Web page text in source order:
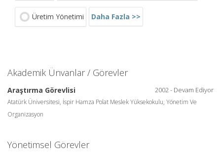
Üretim Yönetimi Daha Fazla >>
Akademik Ünvanlar / Görevler
2002 - Devam Ediyor
Araştırma Görevlisi
Atatürk Üniversitesi, İspir Hamza Polat Meslek Yüksekokulu, Yönetim Ve
Organizasyon
Yönetimsel Görevler